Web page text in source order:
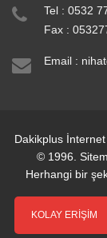
Tel : 0532
Fax :
Email :
Dakikplus İnternet
© 1996.
Herhangi bir
KOLAY ERİŞİM